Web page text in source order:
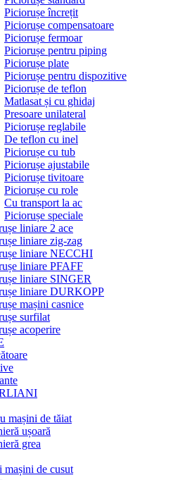
Piciorușe încrețit
Piciorușe compensatoare
Piciorușe fermoar
Piciorușe pentru piping
Piciorușe plate
Piciorușe pentru dispozitive
Piciorușe de teflon
Matlasat și cu ghidaj
Presoare unilateral
Piciorușe reglabile
De teflon cu inel
Piciorușe cu tub
Piciorușe ajustabile
Piciorușe tivitoare
Piciorușe cu role
Cu transport la ac
Piciorușe speciale
liniare 2 ace
liniare zig-zag
liniare NECCHI
liniare PFAFF
liniare SINGER
liniare DURKOPP
mașini casnice
surfilat
acoperire
mașini de tăiat
ușoară
grea
mașini de cusut